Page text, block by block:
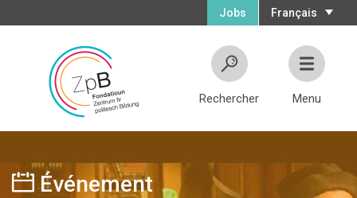
Français
Jobs
Rechercher Menu
Événement